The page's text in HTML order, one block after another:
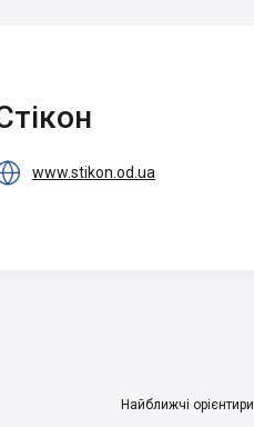
www.stikon.od.ua
Найближчі орієнтири